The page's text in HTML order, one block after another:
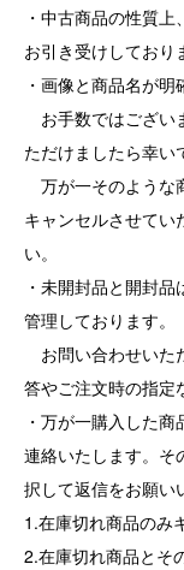
・中古商品の性質
お引き受けしており
・画像と商品名が
お手数ではござい
ただけましたら幸い
万が一そのような
キャンセルさせてい
い。
・未開封品と開封
管理しております。
お問い合わせいた
答やご注文時の指定
・万が一購入した
連絡いたします。そ
択して返信をお願い
1.在庫切れ商品のみ
2.在庫切れ商品とそ